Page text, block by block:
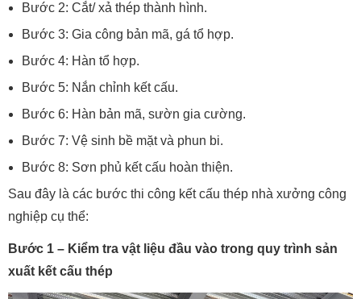
Bước 2: Cắt/ xả thép thành hình.
Bước 3: Gia công bản mã, gá tổ hợp.
Bước 4: Hàn tổ hợp.
Bước 5: Nắn chỉnh kết cấu.
Bước 6: Hàn bản mã, sườn gia cường.
Bước 7: Vệ sinh bề mặt và phun bi.
Bước 8: Sơn phủ kết cấu hoàn thiện.
Sau đây là các bước thi công kết cấu thép nhà xưởng công
nghiệp cụ thể:
Bước 1 – Kiểm tra vật liệu đầu vào trong quy trình sản
xuất kết cấu thép